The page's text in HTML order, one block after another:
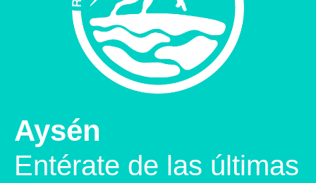
Aysén
Entérate de las últimas